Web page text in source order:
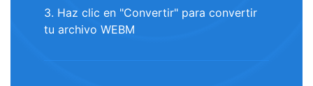
3. Haz clic en "Convertir" para convertir
tu archivo WEBM